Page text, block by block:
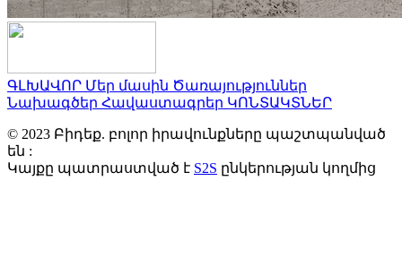
ԳԼԽԱՎՈՐ Մեր մասին Ծառայություններ
Նախագծեր Հավաստագրեր ԿՈՆՏԱԿՏՆԵՐ
© 2023 Բիդեք. բոլոր իրավունքները պաշտպանված
են :
Կայքը պատրաստված է S2S ընկերության կողմից